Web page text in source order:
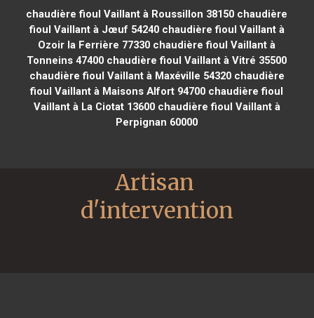
chaudière fioul Vaillant à Roussillon 38150 chaudière
fioul Vaillant à Jœuf 54240chaudière fioul Vaillant à
Ozoir la Ferrière 77330 chaudière fioul Vaillant à
Tonneins 47400 chaudière fioul Vaillant à Vitré 35500
chaudière fioul Vaillant à Maxéville 54320chaudière
fioul Vaillant à Maisons Alfort 94700 chaudière fioul
Vaillant à La Ciotat 13600chaudière fioul Vaillant à
Perpignan 60000
Artisan
d'intervention